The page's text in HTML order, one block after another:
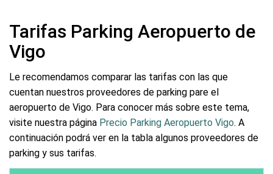
Tarifas Parking Aeropuerto de
Vigo
Le recomendamos comparar las tarifas con las que
cuentan nuestros proveedores de parking pare el
aeropuerto de Vigo. Para conocer más sobre este tema,
visite nuestra página Precio Parking Aeropuerto Vigo. A
continuación podrá ver en la tabla algunos proveedores de
parking y sus tarifas.